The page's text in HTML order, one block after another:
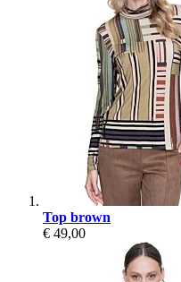
Top brown
€ 49,00